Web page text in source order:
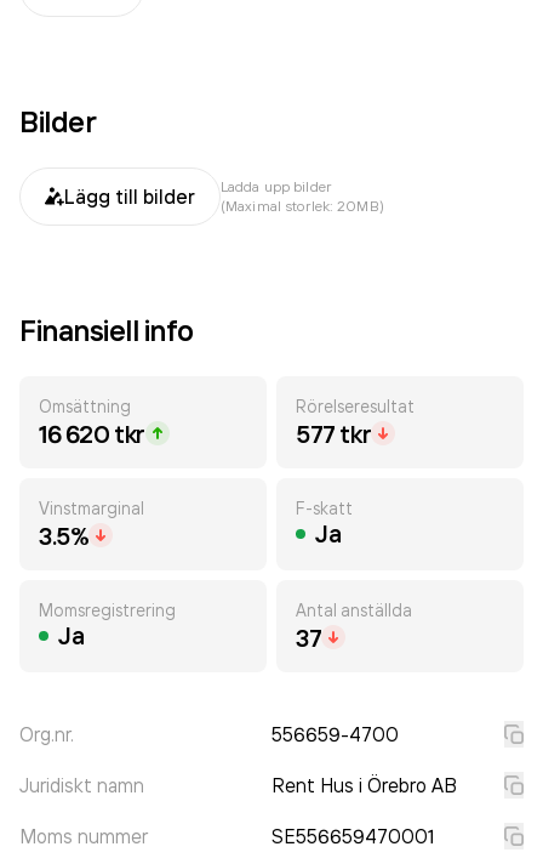
Bilder
Lägg till bilder
Ladda upp bilder
(Maximal storlek: 20MB)
Finansiell info
Omsättning
16 620 tkr
Rörelseresultat
577 tkr
Vinstmarginal
3.5%
F-skatt
Ja
Momsregistrering
Ja
Antal anställda
37
Org.nr. 556659-4700
Juridiskt namn Rent Hus i Örebro AB
Moms nummer SE556659470001